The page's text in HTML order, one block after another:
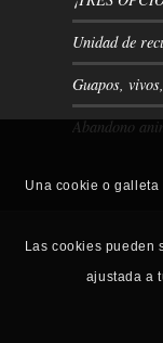
Unidad de
Guapos,
Abandono
Una cookie o
Las cookies pueden
ajustada a